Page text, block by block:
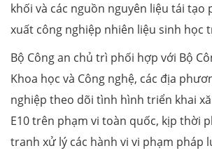
khối và các nguồn nguyên liệu tái tạo
xuất công nghiệp nhiên liệu sinh học
Bộ Công an chủ trì phối hợp với Bộ
Khoa học và Công nghệ, các địa
nghiệp theo dõi tình hình triển khai
E10 trên phạm vi toàn quốc, kịp thời
tranh xử lý các hành vi vi phạm pháp